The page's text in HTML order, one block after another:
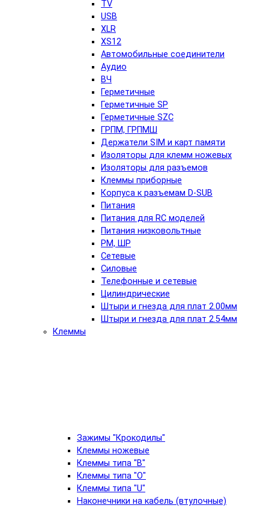
TV
USB
XLR
XS12
Автомобильные соединители
Аудио
ВЧ
Герметичные
Герметичные SP
Герметичные SZC
ГРПМ, ГРПМШ
Держатели SIM и карт памяти
Изоляторы для клемм ножевых
Изоляторы для разъемов
Клеммы приборные
Корпуса к разъемам D-SUB
Питания
Питания для RC моделей
Питания низковольтные
РМ, ШР
Сетевые
Силовые
Телефонные и сетевые
Цилиндрические
Штыри и гнезда для плат 2.00мм
Штыри и гнезда для плат 2.54мм
Клеммы
Зажимы "Крокодилы"
Клеммы ножевые
Клеммы типа "B"
Клеммы типа "O"
Клеммы типа "U"
Наконечники на кабель (втулочные)